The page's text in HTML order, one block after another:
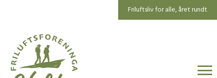
Friluftsliv for alle, året rundt